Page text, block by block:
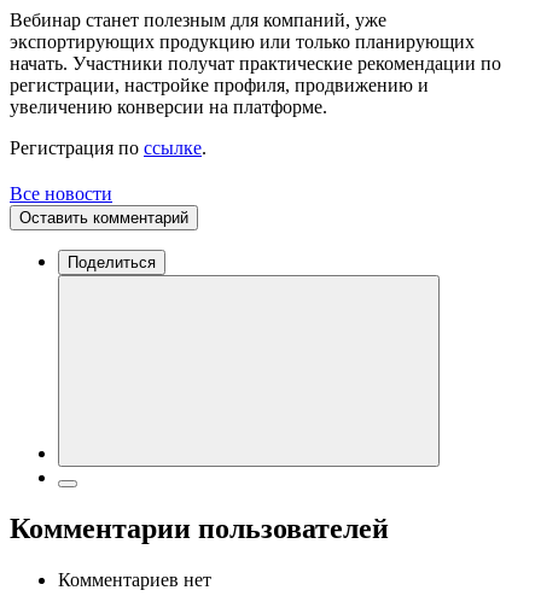
Вебинар станет полезным для компаний, уже
экспортирующих продукцию или только планирующих
начать. Участники получат практические рекомендации по
регистрации, настройке профиля, продвижению и
увеличению конверсии на платформе.
Регистрация по ссылке.
Все новости
Оставить комментарий
Поделиться
Комментарии пользователей
Комментариев нет